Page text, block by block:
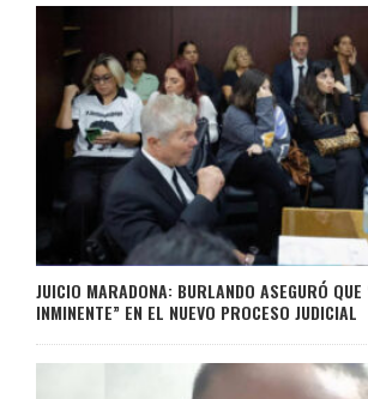
JUICIO MARADONA: BURLANDO ASEGURÓ
INMINENTE” EN EL NUEVO PROCESO JUDICIAL